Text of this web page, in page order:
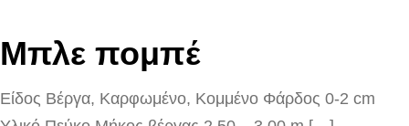
Μπλε πομπέ
Είδος Βέργα, Καρφωμένο, Κομμένο Φάρδος 0-2 cm